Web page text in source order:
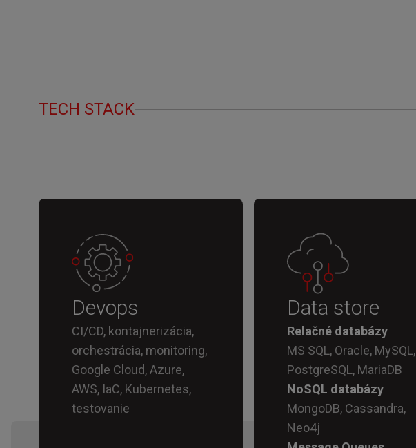
TECH STACK
Devops
CI/CD, kontajnerizácia,
orchestrácia, monitoring,
Google Cloud, Azure,
AWS, IaC, Kubernetes,
testovanie
Data store
Relačné databázy
MS SQL, Oracle, MySQL,
PostgreSQL, MariaDB
NoSQL databázy
MongoDB, Cassandra,
Neo4j